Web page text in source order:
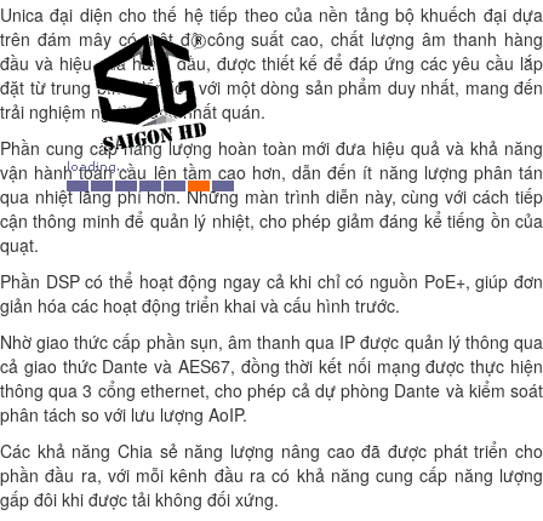
Unica đại diện cho thế hệ tiếp theo của nền tảng bộ khuếch đại dựa
trên đám mây có mật độ công suất cao, chất lượng âm thanh hàng
đầu và hiệu quả hàng đầu, được thiết kế để đáp ứng các yêu cầu lắp
đặt từ trung bình đến lớn với một dòng sản phẩm duy nhất, mang đến
trải nghiệm người dùng nhất quán.
Phần cung cấp năng lượng hoàn toàn mới đưa hiệu quả và khả năng
vận hành toàn cầu lên tầm cao hơn, dẫn đến ít năng lượng phân tán
qua nhiệt lãng phí hơn. Những màn trình diễn này, cùng với cách tiếp
cận thông minh để quản lý nhiệt, cho phép giảm đáng kể tiếng ồn của
quạt.
Phần DSP có thể hoạt động ngay cả khi chỉ có nguồn PoE+, giúp đơn
giản hóa các hoạt động triển khai và cấu hình trước.
Nhờ giao thức cấp phần sụn, âm thanh qua IP được quản lý thông qua
cả giao thức Dante và AES67, đồng thời kết nối mạng được thực hiện
thông qua 3 cổng ethernet, cho phép cả dự phòng Dante và kiểm soát
phân tách so với lưu lượng AoIP.
Các khả năng Chia sẻ năng lượng nâng cao đã được phát triển cho
phần đầu ra, với mỗi kênh đầu ra có khả năng cung cấp năng lượng
gấp đôi khi được tải không đối xứng.